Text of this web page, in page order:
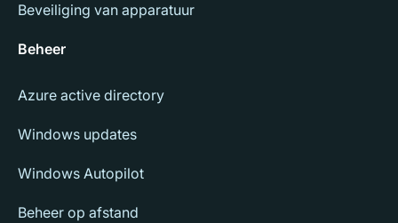
Beveiliging van apparatuur
Beheer
Azure active directory
Windows updates
Windows Autopilot
Beheer op afstand